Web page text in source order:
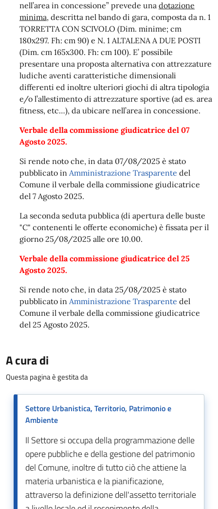
nell’area in concessione” prevede una dotazione
minima, descritta nel bando di gara, composta da n. 1
TORRETTA CON SCIVOLO (Dim. minime; cm
180x297. Fh: cm 90) e N. 1 ALTALENA A DUE POSTI
(Dim. cm 165x300. Fh: cm 100). E’ possibile
presentare una proposta alternativa con attrezzature
ludiche aventi caratteristiche dimensionali
differenti ed inoltre ulteriori giochi di altra tipologia
e/o l’allestimento di attrezzature sportive (ad es. area
fitness, etc…), da ubicare nell’area in concessione.
Verbale della commissione giudicatrice del 07
Agosto 2025.
Si rende noto che, in data 07/08/2025 è stato
pubblicato in Amministrazione Trasparente del
Comune il verbale della commissione giudicatrice
del 7 Agosto 2025.
La seconda seduta pubblica (di apertura delle buste
"C" contenenti le offerte economiche) è fissata per il
giorno 25/08/2025 alle ore 10.00.
Verbale della commissione giudicatrice del 25
Agosto 2025.
Si rende noto che, in data 25/08/2025 è stato
pubblicato in Amministrazione Trasparente del
Comune il verbale della commissione giudicatrice
del 25 Agosto 2025.
A cura di
Questa pagina è gestita da
Settore Urbanistica, Territorio, Patrimonio e
Ambiente
Il Settore si occupa della programmazione delle
opere pubbliche e della gestione del patrimonio
del Comune, inoltre di tutto ciò che attiene la
materia urbanistica e la pianificazione,
attraverso la definizione dell'assetto territoriale